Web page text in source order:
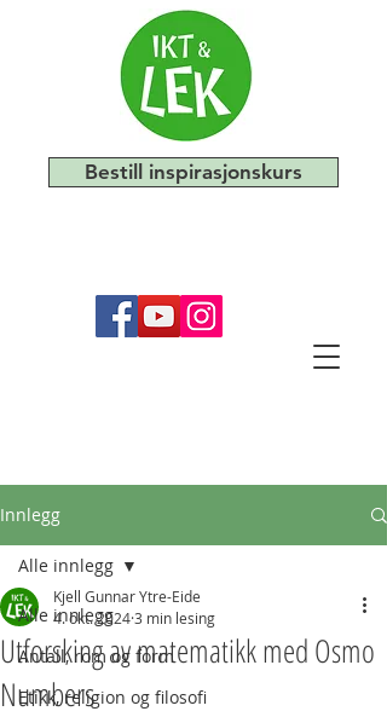
Bestill inspirasjonskurs
Innlegg
Alle innlegg
Antall, rom og form
Etikk, religion og filosofi
Alle innlegg
Utforsking av matematikk med Osmo
Numbers
Kjell Gunnar Ytre-Eide
4. okt. 20243 min lesing